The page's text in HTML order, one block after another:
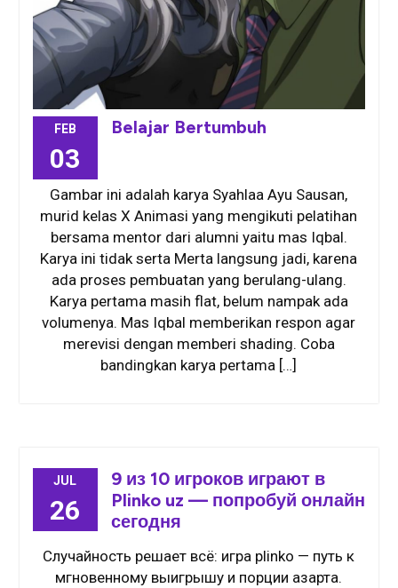
FEB
03
Belajar Bertumbuh
Gambar ini adalah karya Syahlaa Ayu Sausan,
murid kelas X Animasi yang mengikuti pelatihan
bersama mentor dari alumni yaitu mas Iqbal.
Karya ini tidak serta Merta langsung jadi, karena
ada proses pembuatan yang berulang-ulang.
Karya pertama masih flat, belum nampak ada
volumenya. Mas Iqbal memberikan respon agar
merevisi dengan memberi shading. Coba
bandingkan karya pertama […]
JUL
26
9 из 10 игроков играют в
Plinko uz — попробуй онлайн
сегодня
Случайность решает всё: игра plinko — путь к
мгновенному выигрышу и порции азарта.